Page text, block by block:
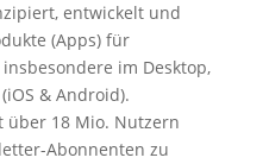
entwickelt und
(Apps) für
im Desktop,
& Android).
über 18 Mio. Nutzern
Abonnenten zu